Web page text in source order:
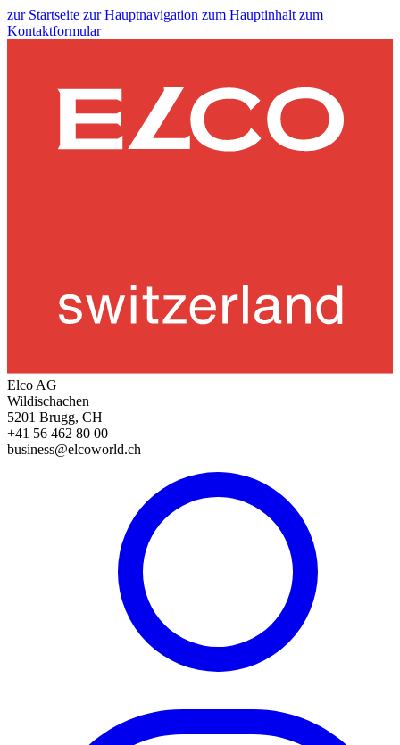
zur Startseite zur Hauptnavigation zum Hauptinhalt zum
Kontaktformular
Elco AG
Wildischachen
5201 Brugg, CH
+41 56 462 80 00
business@elcoworld.ch